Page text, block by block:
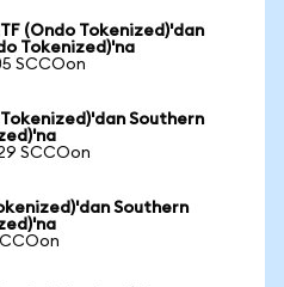
(Ondo Tokenized)'dan
Tokenized)'na
SCCOon
Southern
SCCOon
Southern